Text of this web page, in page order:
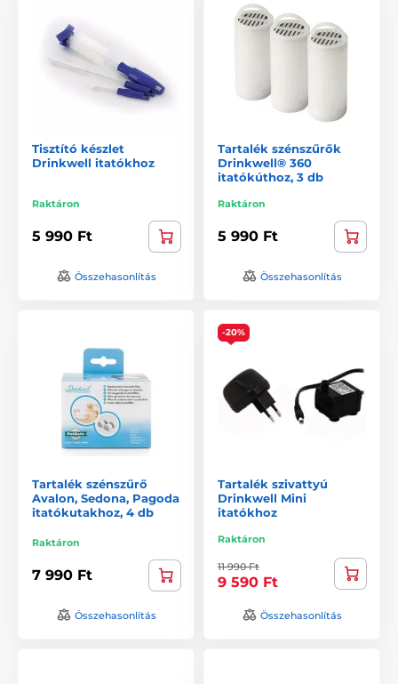
Tisztító készlet
Drinkwell itatókhoz
Raktáron
5 990 Ft
Összehasonlítás
Tartalék szénszűrők
Drinkwell® 360
itatókúthoz, 3 db
Raktáron
5 990 Ft
Összehasonlítás
Tartalék szénszűrő
Avalon, Sedona, Pagoda
itatókutakhoz, 4 db
Raktáron
7 990 Ft
Összehasonlítás
-20%
Tartalék szivattyú
Drinkwell Mini
itatókhoz
Raktáron
11 990 Ft
9 590 Ft
Összehasonlítás